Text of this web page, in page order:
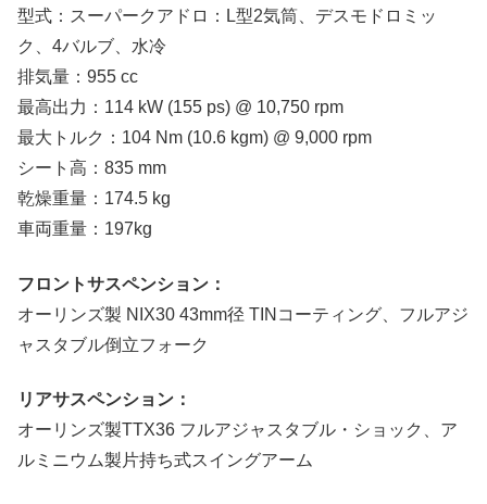
型式：スーパークアドロ：L型2気筒、デスモドロミッ
ク、4バルブ、水冷
排気量：955 cc
最高出力：114 kW (155 ps) @ 10,750 rpm
最大トルク：104 Nm (10.6 kgm) @ 9,000 rpm
シート高：835 mm
乾燥重量：174.5 kg
車両重量：197kg
フロントサスペンション：
オーリンズ製 NIX30 43mm径 TINコーティング、フルアジ
ャスタブル倒立フォーク
リアサスペンション：
オーリンズ製TTX36 フルアジャスタブル・ショック、ア
ルミニウム製片持ち式スイングアーム